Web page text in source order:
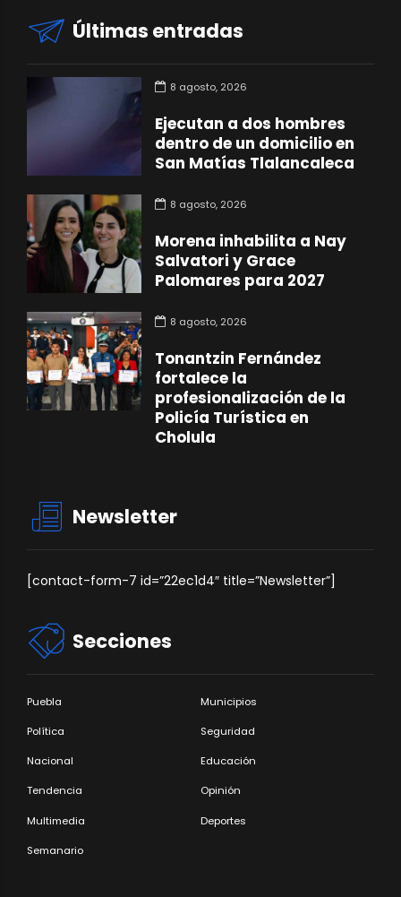
Últimas entradas
8 agosto, 2026
Ejecutan a dos hombres
dentro de un domicilio en
San Matías Tlalancaleca
8 agosto, 2026
Morena inhabilita a Nay
Salvatori y Grace
Palomares para 2027
8 agosto, 2026
Tonantzin Fernández
fortalece la
profesionalización de la
Policía Turística en
Cholula
Newsletter
[contact-form-7 id=”22ec1d4″ title=”Newsletter”]
Secciones
Puebla Municipios
Política Seguridad
Nacional Educación
Tendencia Opinión
Multimedia Deportes
Semanario